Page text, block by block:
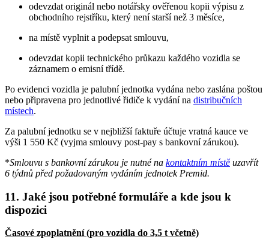
odevzdat originál nebo notářsky ověřenou kopii výpisu z
obchodního rejstříku, který není starší než 3 měsíce,
na místě vyplnit a podepsat smlouvu,
odevzdat kopii technického průkazu každého vozidla se
záznamem o emisní třídě.
Po evidenci vozidla je palubní jednotka vydána nebo zaslána poštou
nebo připravena pro jednotlivé řidiče k vydání na distribučních
místech.
Za palubní jednotku se v nejbližší faktuře účtuje vratná kauce ve
výši 1 550 Kč (vyjma smlouvy post-pay s bankovní zárukou).
*Smlouvu s bankovní zárukou je nutné na kontaktním místě uzavřít
6 týdnů před požadovaným vydáním jednotek Premid.
11. Jaké jsou potřebné formuláře a kde jsou k
dispozici
Časové zpoplatnění (pro vozidla do 3,5 t včetně)